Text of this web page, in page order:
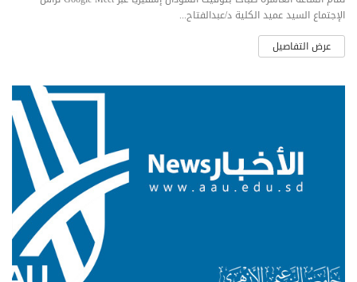
الإجتماع السيد عميد الكلية د/عبدالفتاح...
عرض التفاصيل